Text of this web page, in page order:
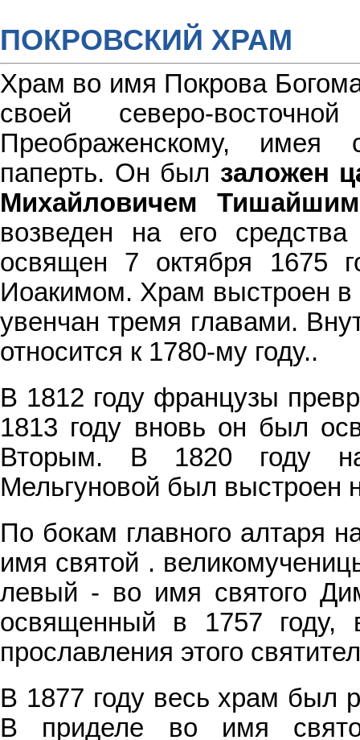
ПОКРОВСКИЙ ХРАМ
Храм во имя Покрова
своей северо-
Преображенскому,
паперть. Он был заложен
Михайловичем
возведен на его
освящен 7 октября 1675
Иоакимом. Храм выстроен в
увенчан тремя главами.
относится к 1780-му году..
В 1812 году французы
1813 году вновь он был
Вторым. В 1820 году на
Мельгуновой был выстроен
По бокам главного алтаря
имя святой .
левый - во имя святого
освященный в 1757 году,
прославления этого
В 1877 году весь храм был
В приделе во имя